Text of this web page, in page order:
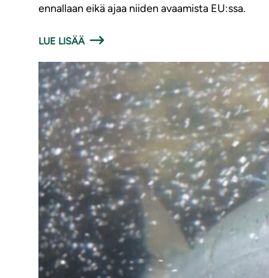
ennallaan eikä ajaa niiden avaamista EU:ssa.
LUE LISÄÄ